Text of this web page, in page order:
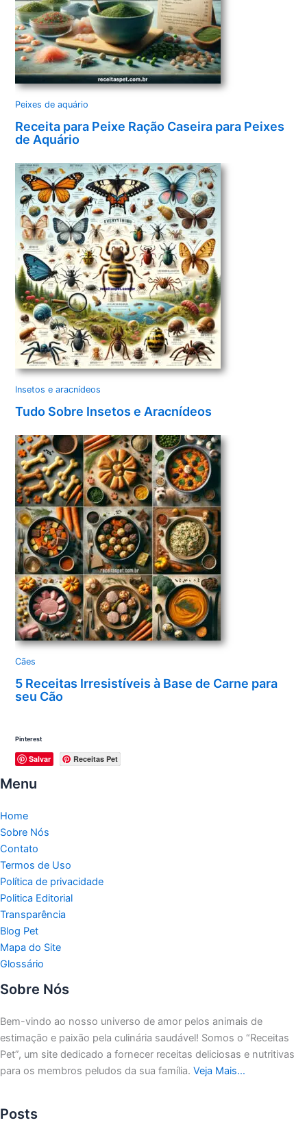
Peixes de aquário
Receita para Peixe Ração Caseira para Peixes
de Aquário
Insetos e aracnídeos
Tudo Sobre Insetos e Aracnídeos
Cães
5 Receitas Irresistíveis à Base de Carne para
seu Cão
Pinterest
Salvar Receitas Pet
Menu
Home
Sobre Nós
Contato
Termos de Uso
Política de privacidade
Politica Editorial
Transparência
Blog Pet
Mapa do Site
Glossário
Sobre Nós
Bem-vindo ao nosso universo de amor pelos animais de
estimação e paixão pela culinária saudável! Somos o “Receitas
Pet”, um site dedicado a fornecer receitas deliciosas e nutritivas
para os membros peludos da sua família. Veja Mais…
Posts